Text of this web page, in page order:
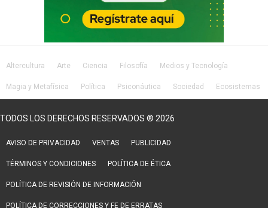
Altercultura Arte Ciencia Filosofía Medios y Tecnología
Magia y Metafísica Política Psiconáutica Sociedad Ecosistemas
TODOS LOS DERECHOS RESERVADOS ® 2026
AVISO DE PRIVACIDAD VENTAS PUBLICIDAD
TÉRMINOS Y CONDICIONES POLÍTICA DE ÉTICA
POLÍTICA DE REVISIÓN DE INFORMACIÓN
POLÍTICA DE CORRECCIONES Y FE DE ERRATAS